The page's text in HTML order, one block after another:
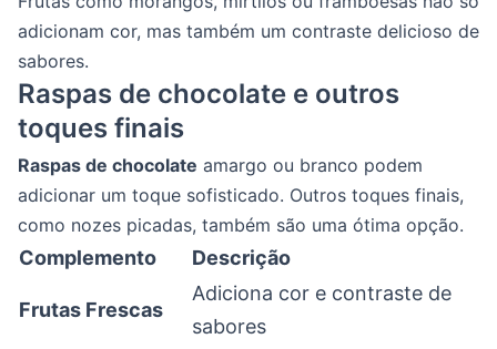
adicionam cor, mas também um contraste delicioso de
sabores.
Raspas de chocolate e outros
toques finais
Raspas de chocolate amargo ou branco podem
adicionar um toque sofisticado. Outros toques finais,
como nozes picadas, também são uma ótima opção.
Complemento Descrição
Frutas Frescas
Adiciona cor e contraste de
sabores